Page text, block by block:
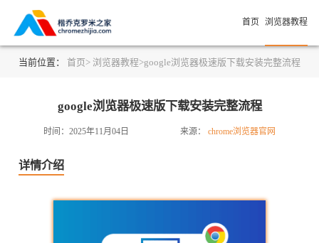
首页 浏览器教程
当前位置： 首页> 浏览器教程>google浏览器极速版下载安装完整流程
google浏览器极速版下载安装完整流程
时间：2025年11月04日 来源： chrome浏览器官网
详情介绍